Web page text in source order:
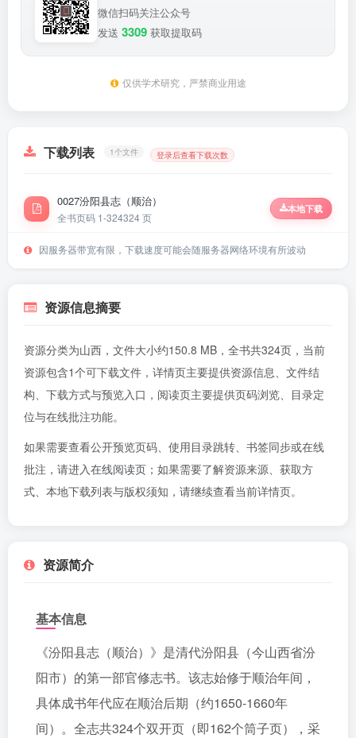
微信扫码关注公众号
发送 3309 获取提取码
仅供学术研究，严禁商业用途
下载列表 1个文件 登录后查看下载次数
0027汾阳县志（顺治）
全书页码 1-324324 页
本地下载
因服务器带宽有限，下载速度可能会随服务器网络环境有所波动
资源信息摘要
资源分类为山西，文件大小约150.8 MB，全书共324页，当前
资源包含1个可下载文件，详情页主要提供资源信息、文件结
构、下载方式与预览入口，阅读页主要提供页码浏览、目录定
位与在线批注功能。
如果需要查看公开预览页码、使用目录跳转、书签同步或在线
批注，请进入在线阅读页 ；如果需要了解资源来源、获取方
式、本地下载列表与版权须知，请继续查看当前详情页。
资源简介
基本信息
《汾阳县志（顺治）》是清代汾阳县（今山西省汾
阳市）的第一部官修志书。该志始修于顺治年间，
具体成书年代应在顺治后期（约1650-1660年
间）。全志共324个双开页（即162个筒子页），采